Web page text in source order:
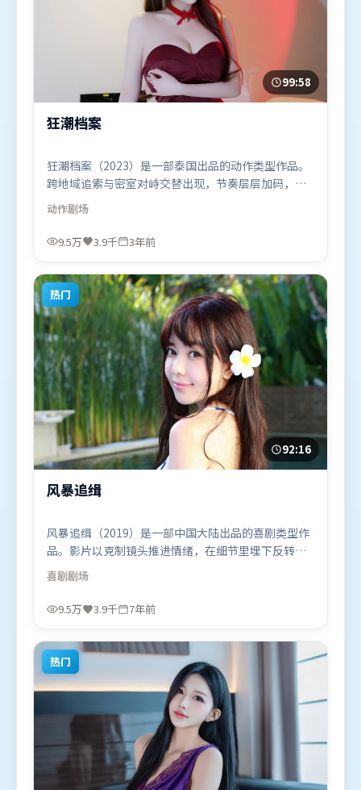
99:58
狂潮档案
狂潮档案（2023）是一部泰国出品的动作类型作品。
跨地域追索与密室对峙交替出现，节奏层层加码，张
力持续上扬。摄影与美术共同营造出强烈地域气质，
增强沉浸感。由贾樟柯执导，弗洛伦丝·皮尤、谭
卓、廖凡，奥卡菲娜、沈腾等联袂出演。影片于2023
作题材的观众观看。
动作剧场
9.5万 3.9千 3年前
热门
92:16
风暴追缉
风暴追缉（2019）是一部中国大陆出品的喜剧类型作
品。影片以克制镜头推进情绪，在细节里埋下反转，
直至最后一刻才揭开谜底。高潮段落信息密度高，情
绪释放与主题回扣同时完成。由文牧野执导，白宇、
张家辉、全智贤，河正宇、宋康昊、马东锡等联袂出
首映上线，适合喜欢喜剧题材的观众观看。
喜剧剧场
9.5万 3.9千 7年前
热门